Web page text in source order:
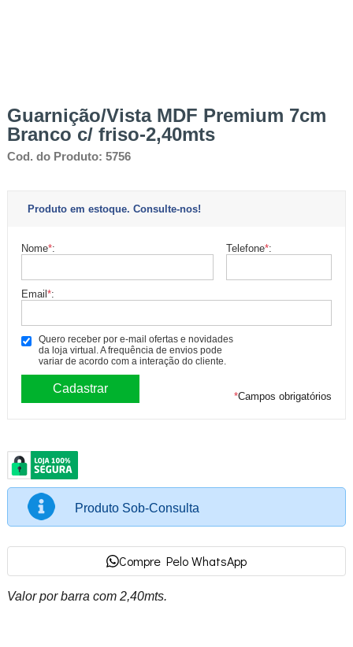
Guarnição/Vista MDF Premium 7cm
Branco c/ friso-2,40mts
Cod. do Produto: 5756
Produto em estoque. Consulte-nos!
Nome*: Telefone*:
Email*:
Quero receber por e-mail ofertas e novidades
da loja virtual. A frequência de envios pode
variar de acordo com a interação do cliente.
*Campos obrigatórios
Produto Sob-Consulta
Compre Pelo WhatsApp
Valor por barra com 2,40mts.